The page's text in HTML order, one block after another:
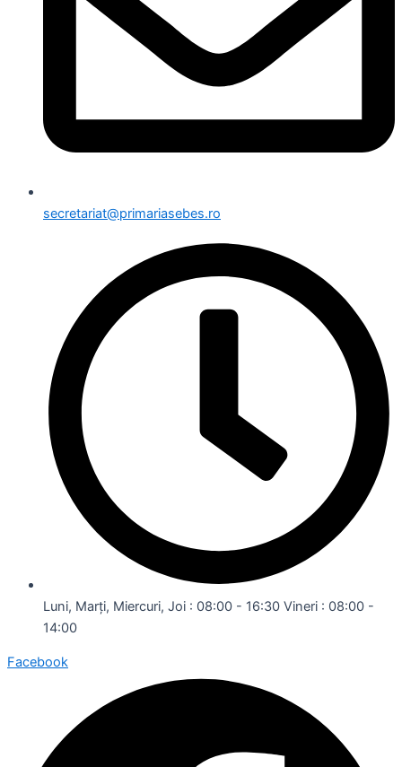
secretariat@primariasebes.ro
Luni, Marți, Miercuri, Joi : 08:00 - 16:30 Vineri : 08:00 -
14:00
Facebook